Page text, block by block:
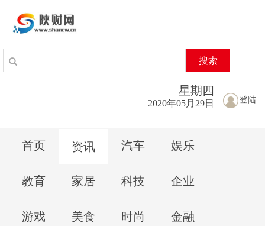
搜索
登陆
星期 四
2020年05月29日
首页 资讯 汽车 娱乐
教育 家居 科技 企业
游戏 美食 时尚 金融